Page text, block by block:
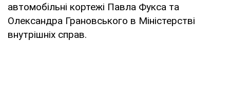
автомобільні кортежі Павла Фукса та
Олександра Грановського в Міністерстві
внутрішніх справ.